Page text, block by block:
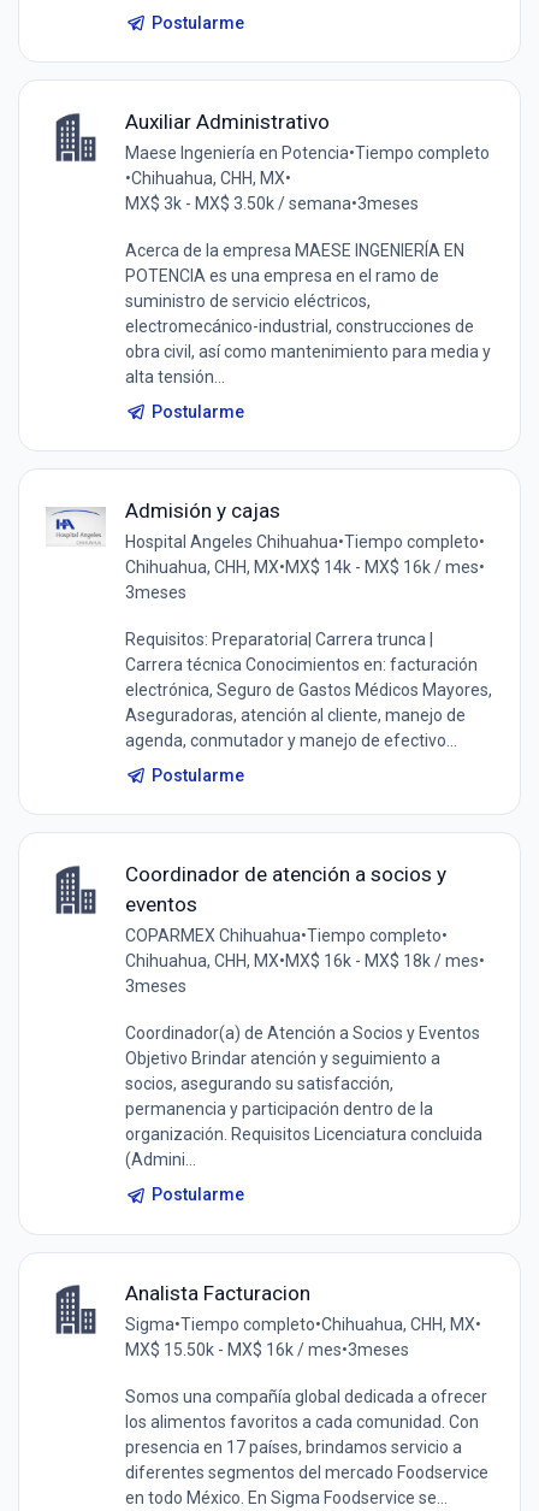
Postularme
Auxiliar Administrativo
Maese Ingeniería en Potencia•Tiempo completo
•Chihuahua, CHH, MX•
MX$ 3k - MX$ 3.50k / semana•3meses
Acerca de la empresa MAESE INGENIERÍA EN
POTENCIA es una empresa en el ramo de
suministro de servicio eléctricos,
electromecánico-industrial, construcciones de
obra civil, así como mantenimiento para media y
alta tensión...
Postularme
Admisión y cajas
Hospital Angeles Chihuahua•Tiempo completo•
Chihuahua, CHH, MX•MX$ 14k - MX$ 16k / mes•
3meses
Requisitos: Preparatoria| Carrera trunca |
Carrera técnica Conocimientos en: facturación
electrónica, Seguro de Gastos Médicos Mayores,
Aseguradoras, atención al cliente, manejo de
agenda, conmutador y manejo de efectivo...
Postularme
Coordinador de atención a socios y
eventos
COPARMEX Chihuahua•Tiempo completo•
Chihuahua, CHH, MX•MX$ 16k - MX$ 18k / mes•
3meses
Coordinador(a) de Atención a Socios y Eventos
Objetivo Brindar atención y seguimiento a
socios, asegurando su satisfacción,
permanencia y participación dentro de la
organización. Requisitos Licenciatura concluida
(Admini...
Postularme
Analista Facturacion
Sigma•Tiempo completo•Chihuahua, CHH, MX•
MX$ 15.50k - MX$ 16k / mes•3meses
Somos una compañía global dedicada a ofrecer
los alimentos favoritos a cada comunidad. Con
presencia en 17 países, brindamos servicio a
diferentes segmentos del mercado Foodservice
en todo México. En Sigma Foodservice se...